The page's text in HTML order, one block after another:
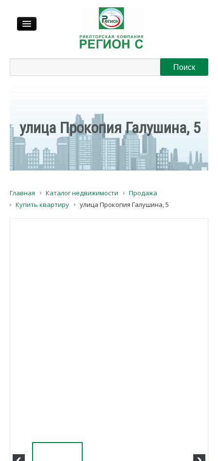
Регионы
Контакты
улица Прокопия Галушина, 5
Главная Каталог недвижимости
Продажа
Купить квартиру
улица Прокопия Галушина, 5